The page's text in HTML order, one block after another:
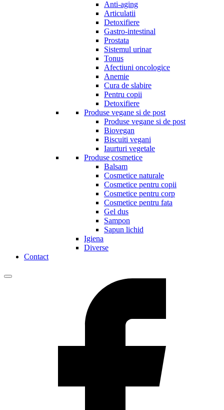
Anti-aging
Articulatii
Detoxifiere
Gastro-intestinal
Prostata
Sistemul urinar
Tonus
Afectiuni oncologice
Anemie
Cura de slabire
Pentru copii
Detoxifiere
Produse vegane si de post
Produse vegane si de post
Biovegan
Biscuiti vegani
Iaurturi vegetale
Produse cosmetice
Balsam
Cosmetice naturale
Cosmetice pentru copii
Cosmetice pentru corp
Cosmetice pentru fata
Gel dus
Sampon
Sapun lichid
Igiena
Diverse
Contact